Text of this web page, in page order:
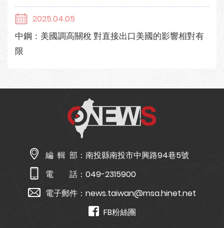
2025.04.05
中鋼：美國調高關稅 對直接出口美國的影響相對有
限
編 輯 部： 南投縣南投市中興路94巷5號
電 話： 049-2315900
電子郵件： news.taiwan@msa.hinet.net
FB粉絲團